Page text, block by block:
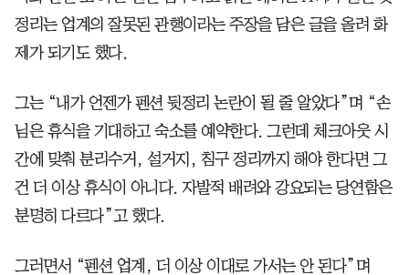
정리는 업계의 잘못된 관행이라는 주장을 담은 글을 올려 화
제가 되기도 했다.
그는 “내가 언젠가 펜션 뒷정리 논란이 될 줄 알았다”며 “손
님은 휴식을 기대하고 숙소를 예약한다. 그런데 체크아웃 시
간에 맞춰 분리수거, 설거지, 침구 정리까지 해야 한다면 그
건 더 이상 휴식이 아니다. 자발적 배려와 강요되는 당연함은
분명히 다르다”고 했다.
그러면서 “펜션 업계, 더 이상 이대로 가서는 안 된다”며